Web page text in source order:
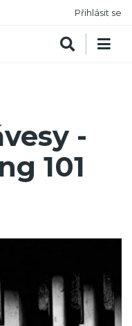
Přihlásit se
-
101